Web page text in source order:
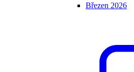
Březen 2026